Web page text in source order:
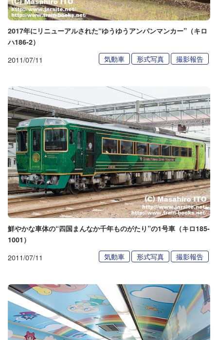
2017年にリニューアルされた“ゆうゆうアンパンマンカー”（キロ
ハ186-2）
2011/07/11 気動車 形式写真 撮影報告
鮮やかな車体の“四国まんなか千年ものがたり”の1号車（キロ185-
1001）
2011/07/11 気動車 形式写真 撮影報告